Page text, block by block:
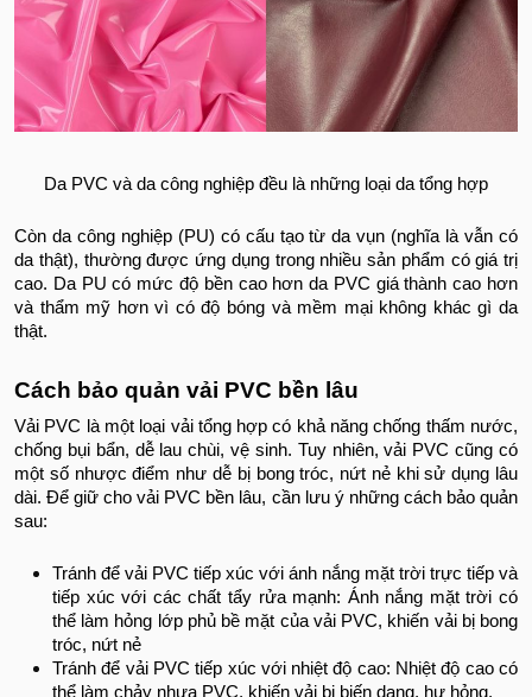
Da PVC và da công nghiệp đều là những loại da tổng hợp
Còn da công nghiệp (PU) có cấu tạo từ da vụn (nghĩa là vẫn có
da thật), thường được ứng dụng trong nhiều sản phẩm có giá trị
cao. Da PU có mức độ bền cao hơn da PVC giá thành cao hơn
và thẩm mỹ hơn vì có độ bóng và mềm mại không khác gì da
thật.
Cách bảo quản vải PVC bền lâu
Vải PVC là một loại vải tổng hợp có khả năng chống thấm nước,
chống bụi bẩn, dễ lau chùi, vệ sinh. Tuy nhiên, vải PVC cũng có
một số nhược điểm như dễ bị bong tróc, nứt nẻ khi sử dụng lâu
dài. Để giữ cho vải PVC bền lâu, cần lưu ý những cách bảo quản
sau:
Tránh để vải PVC tiếp xúc với ánh nắng mặt trời trực tiếp và
tiếp xúc với các chất tẩy rửa mạnh: Ánh nắng mặt trời có
thể làm hỏng lớp phủ bề mặt của vải PVC, khiến vải bị bong
tróc, nứt nẻ
Tránh để vải PVC tiếp xúc với nhiệt độ cao: Nhiệt độ cao có
thể làm chảy nhựa PVC, khiến vải bị biến dạng, hư hỏng.